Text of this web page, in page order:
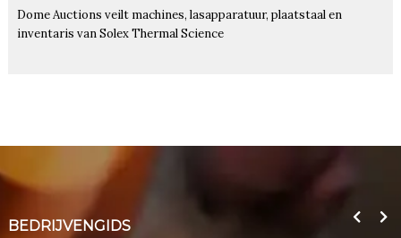
Dome Auctions veilt machines, lasapparatuur, plaatstaal en
inventaris van Solex Thermal Science
BEDRIJVENGIDS